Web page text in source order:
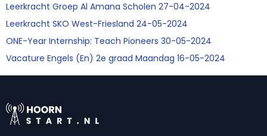
Leerkracht Groep Al Amana Scholen 27-04-2024
Leerkracht SKO West-Friesland 24-05-2024
ONE-Year Internship: Teach Pioneers 30-05-2024
Vacature Engels (En) 2e graad Maandag 16-05-2024